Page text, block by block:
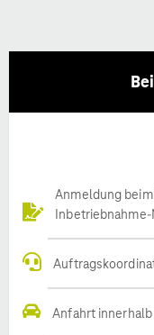
Anmeldung
Anfahrt